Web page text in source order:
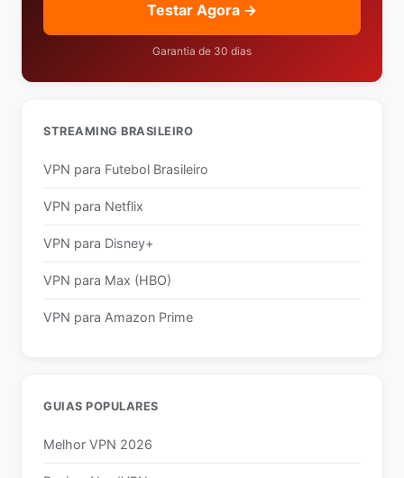
Testar Agora →
Garantia de 30 dias
STREAMING BRASILEIRO
VPN para Futebol Brasileiro
VPN para Netflix
VPN para Disney+
VPN para Max (HBO)
VPN para Amazon Prime
GUIAS POPULARES
Melhor VPN 2026